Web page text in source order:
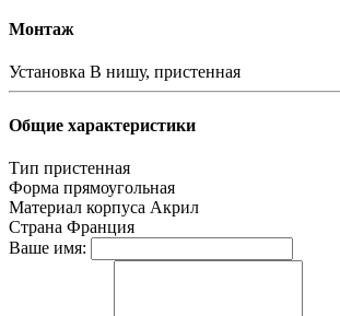
Монтаж
Установка В нишу, пристенная
Общие характеристики
Тип пристенная
Форма прямоугольная
Материал корпуса Акрил
Страна Франция
Ваше имя: